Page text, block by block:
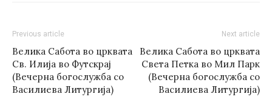
Previous article
Велика Сабота во црквата
Св. Илија во Футскрај
(Вечерна богослужба со
Василиева Литургија)
Next article
Велика Сабота во црквата
Света Петка во Мил Парк
(Вечерна богослужба со
Василиева Литургија)